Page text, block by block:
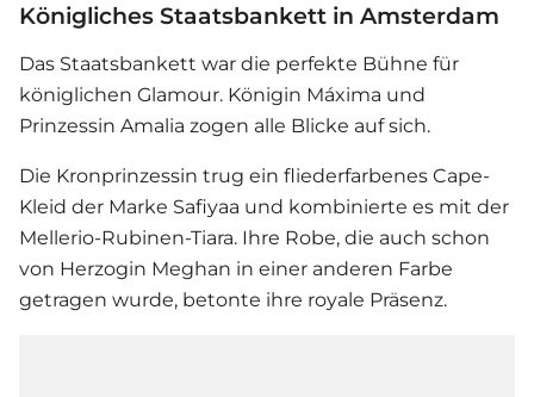
Königliches Staatsbankett in Amsterdam
Das Staatsbankett war die perfekte Bühne für
königlichen Glamour. Königin Máxima und
Prinzessin Amalia zogen alle Blicke auf sich.
Die Kronprinzessin trug ein fliederfarbenes Cape-
Kleid der Marke Safiyaa und kombinierte es mit der
Mellerio-Rubinen-Tiara. Ihre Robe, die auch schon
von Herzogin Meghan in einer anderen Farbe
getragen wurde, betonte ihre royale Präsenz.